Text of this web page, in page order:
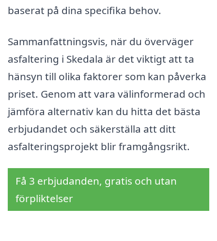
baserat på dina specifika behov.
Sammanfattningsvis, när du överväger
asfaltering i Skedala är det viktigt att ta
hänsyn till olika faktorer som kan påverka
priset. Genom att vara välinformerad och
jämföra alternativ kan du hitta det bästa
erbjudandet och säkerställa att ditt
asfalteringsprojekt blir framgångsrikt.
Få 3 erbjudanden, gratis och utan
förpliktelser